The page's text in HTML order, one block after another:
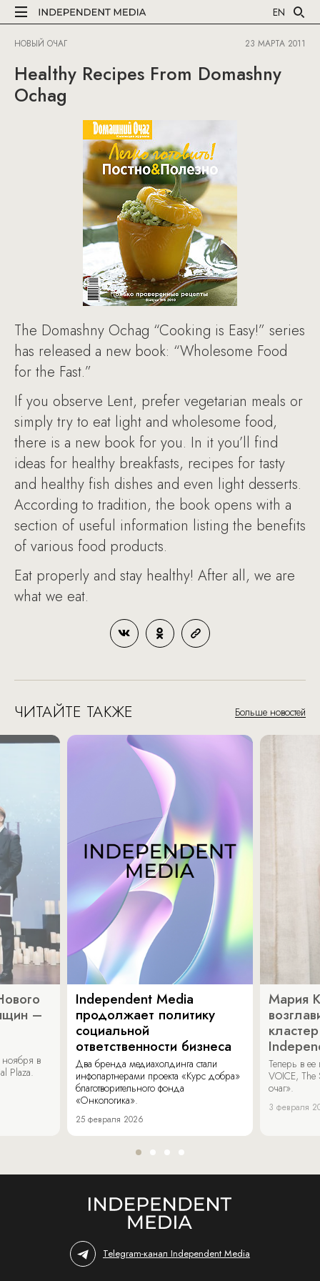
EN
НОВЫЙ ОЧАГ 23 МАРТА 2011
Healthy Recipes From Domashny
Ochag
The Domashny Ochag “Cooking is Easy!” series
has released a new book: “Wholesome Food
for the Fast.”
If you observe Lent, prefer vegetarian meals or
simply try to eat light and wholesome food,
there is a new book for you. In it you’ll find
ideas for healthy breakfasts, recipes for tasty
and healthy fish dishes and even light desserts.
According to tradition, the book opens with a
section of useful information listing the benefits
of various food products.
Eat properly and stay healthy! After all, we are
what we eat.
ЧИТАЙТЕ ТАКЖЕ Больше новостей
–
ноября в
Plaza.
Independent Media
продолжает политику
социальной
ответственности бизнеса
Два бренда медиахолдинга стали
инфопартнерами проекта «Курс добра»
благотворительного фонда
«Онкологика».
25 февраля 2026
Мария
Теперь в
VOICE,
очаг».
3 февраля
Telegram-канал Independent Media